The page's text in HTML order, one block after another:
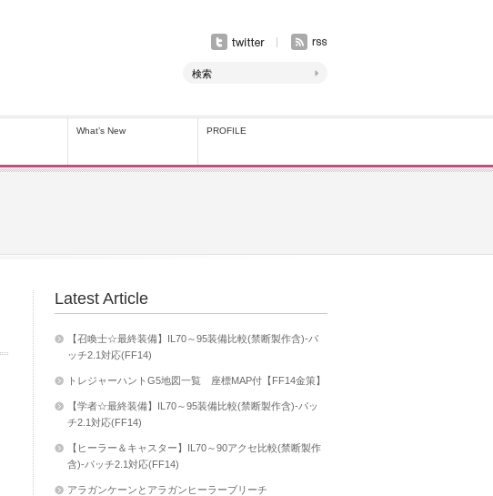
What’s New PROFILE
Latest Article
【召喚士☆最終装備】IL70～95装備比較(禁断製作含)-パ
ッチ2.1対応(FF14)
トレジャーハントG5地図一覧 座標MAP付【FF14金策】
【学者☆最終装備】IL70～95装備比較(禁断製作含)-パッ
チ2.1対応(FF14)
【ヒーラー＆キャスター】IL70～90アクセ比較(禁断製作
含)-パッチ2.1対応(FF14)
アラガンケーンとアラガンヒーラーブリーチ